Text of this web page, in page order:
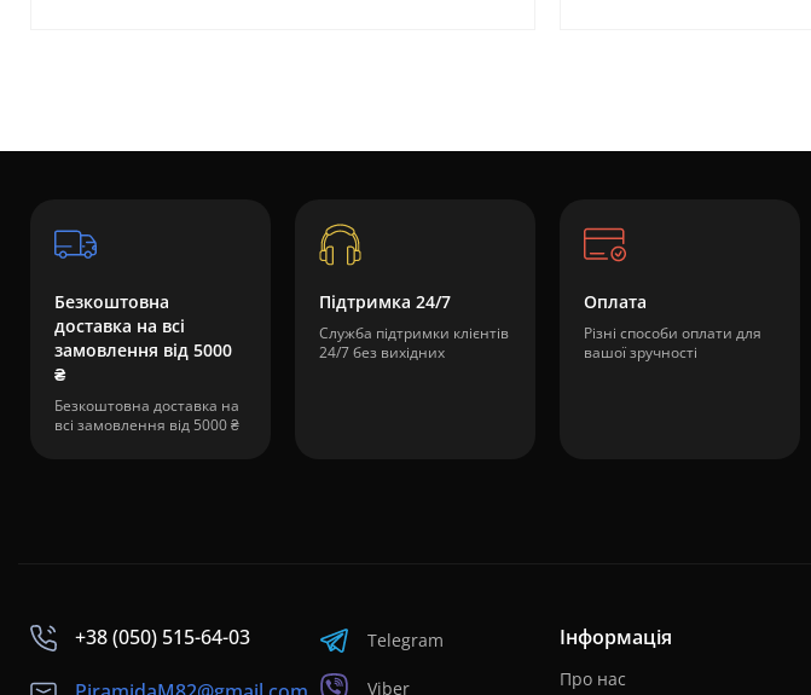
Безкоштовна
доставка на всі
замовлення від 5000
₴
Безкоштовна доставка на
всі замовлення від 5000 ₴
Підтримка 24/7
Служба підтримки клієнтів
24/7 без вихідних
Оплата
Різні способи оплати для
вашої зручності
+38 (050) 515-64-03 Telegram
Viber
Інформація
Про нас